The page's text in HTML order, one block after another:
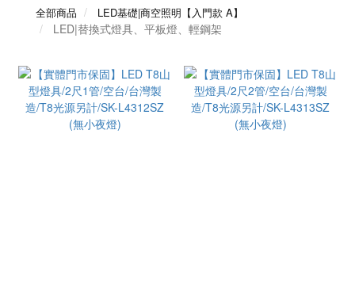
全部商品 LED基礎|商空照明【入門款 A】
LED|替換式燈具、平板燈、輕鋼架